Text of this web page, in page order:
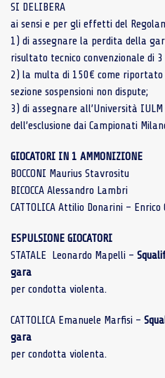
SI DELIBERA
ai sensi e per gli effetti del
1) di assegnare la perdita della
risultato tecnico convenzionale di
2) la multa di 150€ come
sezione sospensioni non dispute;
3) di assegnare all’Università
dell’esclusione dai Campionati
GIOCATORI IN 1 AMMONIZIONE
BOCCONI Maurius Stavrositu
BICOCCA Alessandro Lambri
CATTOLICA Attilio Donarini – Enrico
ESPULSIONE GIOCATORI
STATALE Leonardo Mapelli –
gara
per condotta violenta.
CATTOLICA Emanuele Marfisi –
gara
per condotta violenta.